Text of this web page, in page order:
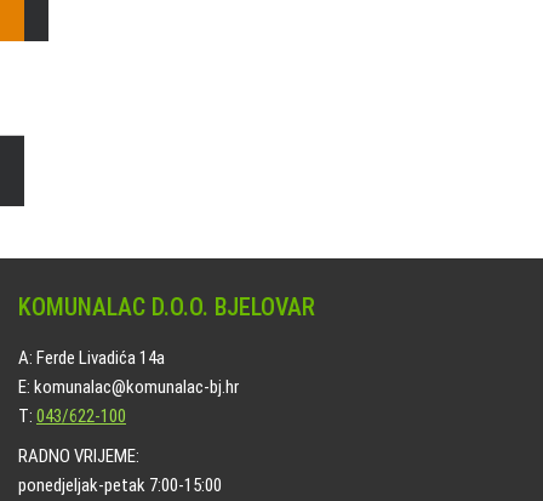
KOMUNALAC D.O.O. BJELOVAR
A: Ferde Livadića 14a
E: komunalac@komunalac-bj.hr
T: 043/622-100
RADNO VRIJEME:
ponedjeljak-petak 7:00-15:00